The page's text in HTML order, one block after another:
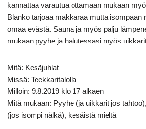
kannattaa varautua ottamaan mukaan
Blanko tarjoaa makkaraa mutta isompaan
omaa evästä. Sauna ja myös palju
mukaan pyyhe ja halutessasi myös
Mitä: Kesäjuhlat
Missä: Teekkaritalolla
Milloin: 9.8.2019 klo 17 alkaen
Mitä mukaan: Pyyhe (ja uikkarit jos
(jos isompi nälkä), kesäistä mieltä